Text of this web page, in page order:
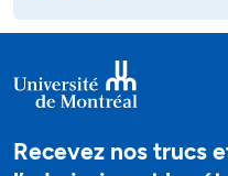
Recevez nos trucs